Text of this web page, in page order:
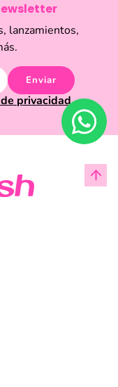
lanzamientos,
Enviar
privacidad.